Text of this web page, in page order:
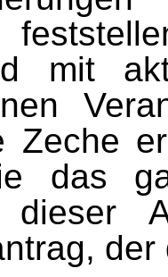
mit
Zeche
das
dieser